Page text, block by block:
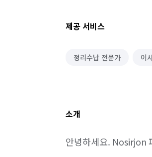
제공 서비스
정리수납 전문가 이
소개
안녕하세요. Nosirjon